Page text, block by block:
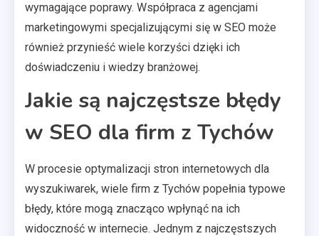
wymagające poprawy. Współpraca z agencjami
marketingowymi specjalizującymi się w SEO może
również przynieść wiele korzyści dzięki ich
doświadczeniu i wiedzy branżowej.
Jakie są najczęstsze błędy
w SEO dla firm z Tychów
W procesie optymalizacji stron internetowych dla
wyszukiwarek, wiele firm z Tychów popełnia typowe
błędy, które mogą znacząco wpłynąć na ich
widoczność w internecie. Jednym z najczęstszych